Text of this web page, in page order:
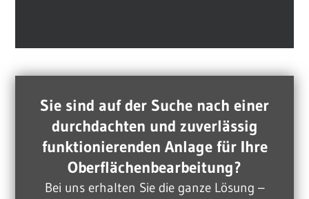
Sie sind auf der Suche nach einer
durchdachten und zuverlässig
funktionierenden Anlage für Ihre
Oberflächenbearbeitung?
Bei uns erhalten Sie die ganze Lösung –